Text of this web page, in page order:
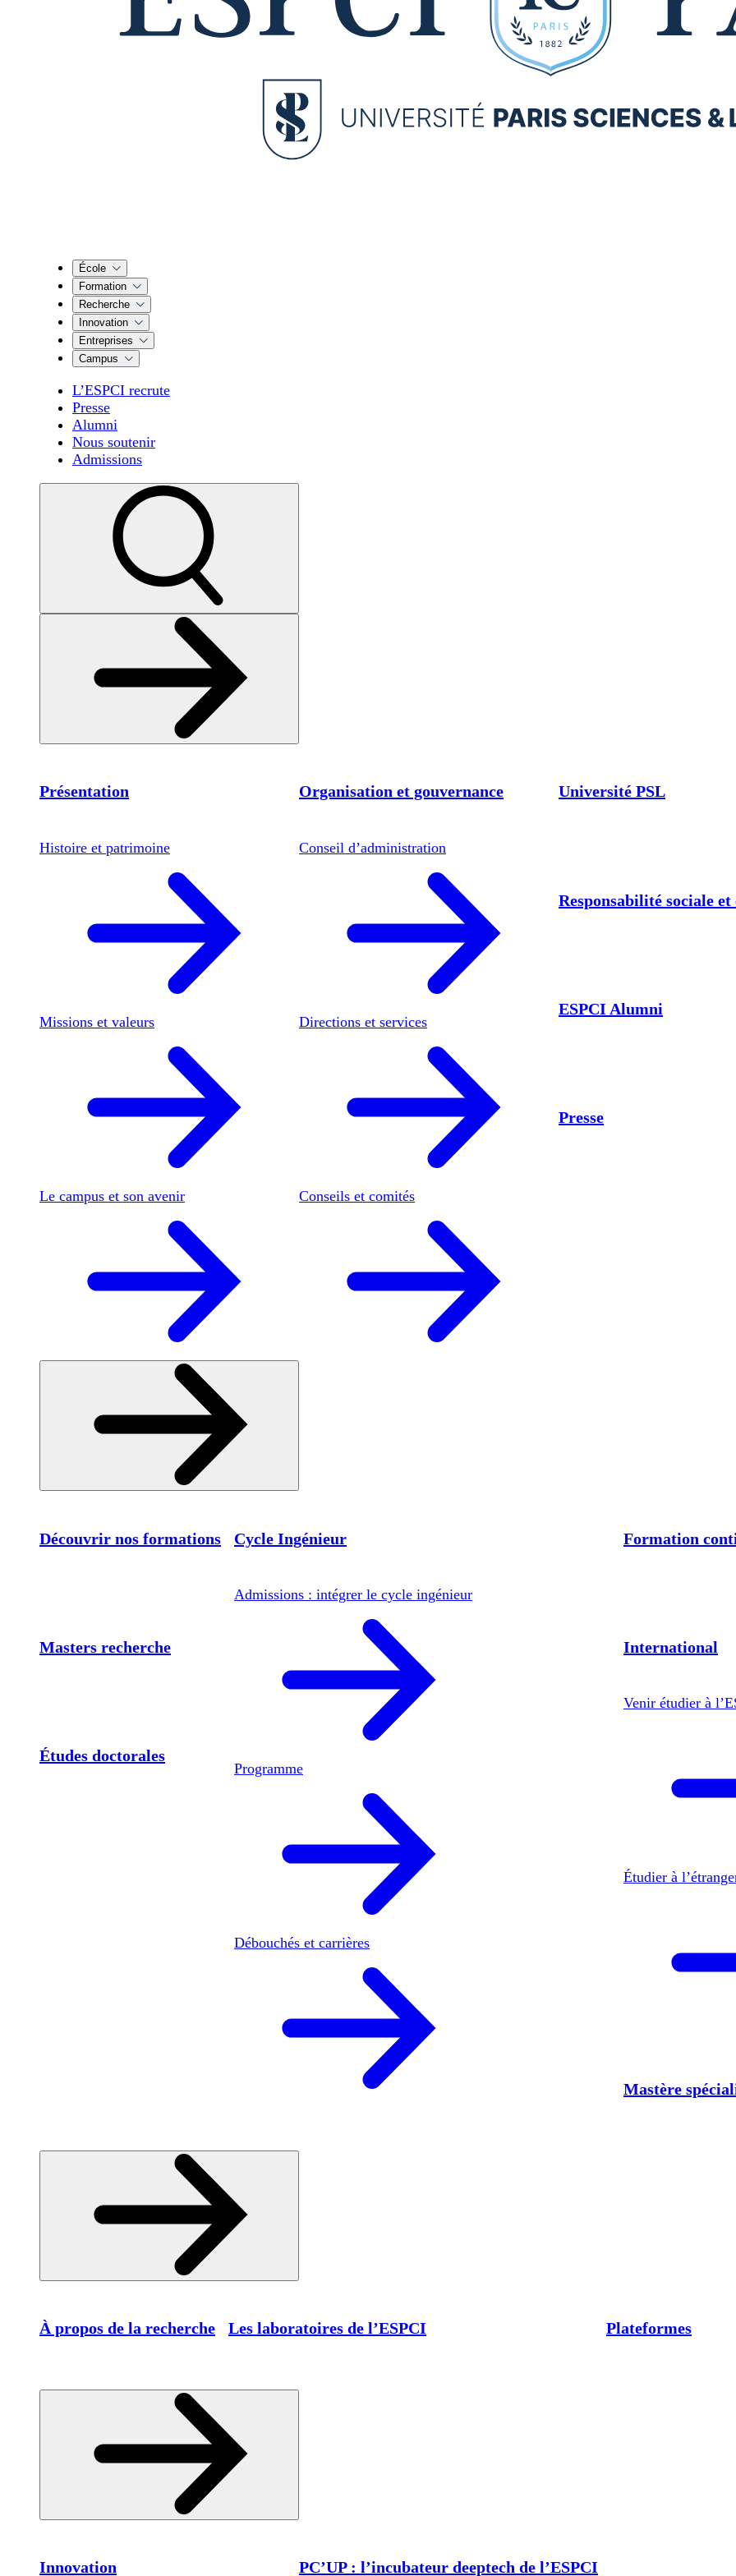
École
Formation
Recherche
Innovation
Entreprises
Campus
L’ESPCI recrute
Presse
Alumni
Nous soutenir
Admissions
Présentation
Histoire et patrimoine
Missions et valeurs
Le campus et son avenir
Organisation et gouvernance
Conseil d’administration
Directions et services
Conseils et comités
Université PSL
Responsabilité sociale
ESPCI Alumni
Presse
Découvrir nos formations Cycle Ingénieur
Admissions : intégrer le cycle ingénieur
Programme
Débouchés et carrières
Formation
International
Venir étudier à
Étudier à
Masters recherche
Études doctorales
Mastère
À propos de la recherche Les laboratoires de l’ESPCI Plateformes
Innovation PC’UP : l’incubateur deeptech de l’ESPCI